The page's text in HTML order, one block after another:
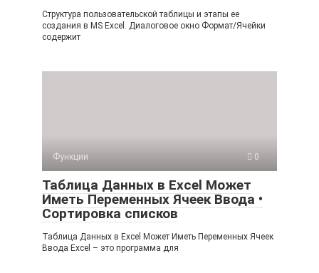
Структура пользовательской таблицы и этапы ее
создания в MS Excel. Диалоговое окно Формат/Ячейки
содержит
Функции 0
Таблица Данных в Excel Может
Иметь Переменных Ячеек Ввода •
Сортировка списков
Таблица Данных в Excel Может Иметь Переменных Ячеек
Ввода Excel – это программа для